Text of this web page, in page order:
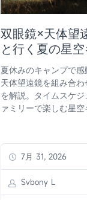
双眼鏡×天体望
と行く夏の星
夏休みのキャンプで
天体望遠鏡を組み合
を解説。タイムスケ
ァミリーで楽しむ星
7月 31, 2026
Svbony L